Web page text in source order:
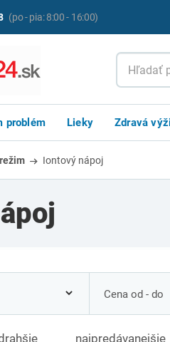
(po - pia: 8:00 - 16:00)
problém Lieky Zdravá
Iontový nápoj
Cena od - do
najpredávanejšie